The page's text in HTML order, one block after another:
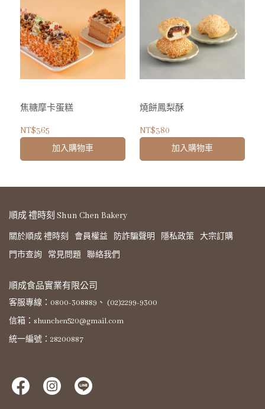
焦糖摩卡蛋糕
NT$365
加入購物車
燒餅鳳梨酥
NT$380
加入購物車
順成 禮時刻 Shun Chen Bakery
關於順成 禮時刻 會員權益 防詐騙聲明 隱私政策 大宗訂購
門市查詢
常見問題 聯絡我們
順成食品實業有限公司
客服專線：0800-308889、 (02)2299-9300
信箱：shunchen520@gmail.com
統一編號：28200887